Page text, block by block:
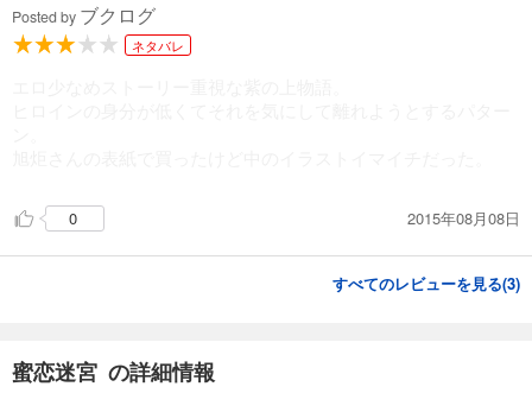
Posted by ブクログ
ネタバレ
0 2015年08月08日
すべてのレビューを見る(3)
蜜恋迷宮 の詳細情報